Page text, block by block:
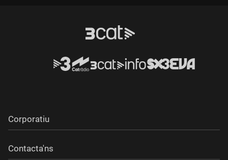
Corporatiu
Contacta'ns